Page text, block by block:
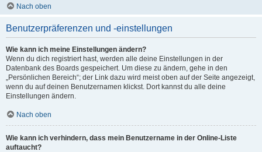
Nach oben
Benutzerpräferenzen und -einstellungen
Wie kann ich meine Einstellungen ändern?
Wenn du dich registriert hast, werden alle deine Einstellungen in der
Datenbank des Boards gespeichert. Um diese zu ändern, gehe in den
„Persönlichen Bereich“; der Link dazu wird meist oben auf der Seite angezeigt,
wenn du auf deinen Benutzernamen klickst. Dort kannst du alle deine
Einstellungen ändern.
Nach oben
Wie kann ich verhindern, dass mein Benutzername in der Online-Liste
auftaucht?